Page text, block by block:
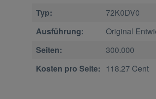
Typ:
72K0DV0
Ausführung:
Original
Seiten:
300.000
Kosten pro Seite: 118.27 Cent